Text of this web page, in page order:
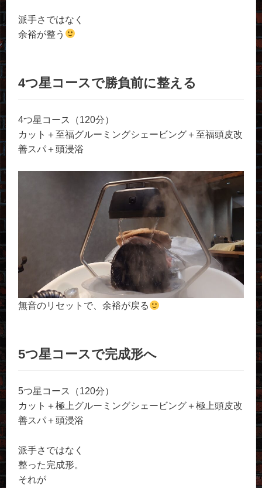
派手さではなく
余裕が整う
4つ星コースで勝負前に整える
4つ星コース（120分）
カット＋至福グルーミングシェービング＋至福頭皮改
善スパ＋頭浸浴
無音のリセットで、余裕が戻る
5つ星コースで完成形へ
5つ星コース（120分）
カット＋極上グルーミングシェービング＋極上頭皮改
善スパ＋頭浸浴
派手さではなく
整った完成形。
それが